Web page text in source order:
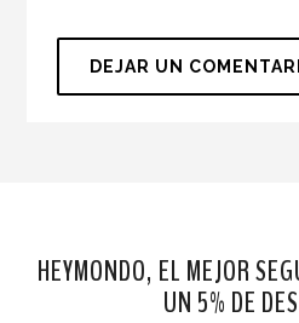
HEYMONDO, EL MEJOR
UN 5% DE